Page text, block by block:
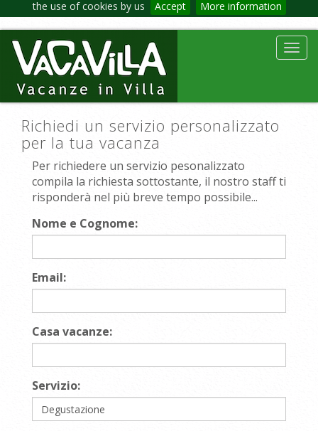
the use of cookies by us Accept More information
Richiedi un servizio personalizzato
per la tua vacanza
Per richiedere un servizio pesonalizzato
compila la richiesta sottostante, il nostro staff ti
risponderà nel più breve tempo possibile...
Nome e Cognome:
Email:
Casa vacanze:
Servizio: